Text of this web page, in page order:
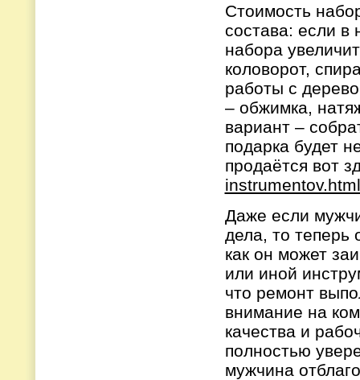
Стоимость
состава: если в
набора
коловорот,
работы с
– обжимка,
вариант –
подарка будет
продаётся вот
instrumentov.html
Даже если
дела, то теперь
как он может
или иной
что ремонт
внимание на
качества и
полностью
мужчина